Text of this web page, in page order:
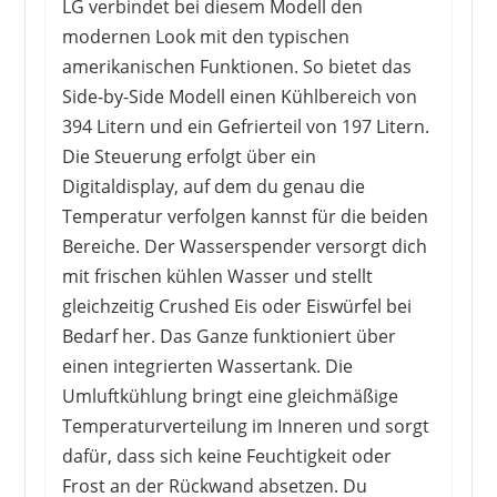
HAIER
719,53 €
LG verbindet bei diesem Modell den
modernen Look mit den typischen
amerikanischen Funktionen. So bietet das
Side-by-Side Modell einen Kühlbereich von
394 Litern und ein Gefrierteil von 197 Litern.
Die Steuerung erfolgt über ein
Digitaldisplay, auf dem du genau die
Temperatur verfolgen kannst für die beiden
Bereiche. Der Wasserspender versorgt dich
mit frischen kühlen Wasser und stellt
gleichzeitig Crushed Eis oder Eiswürfel bei
Bedarf her. Das Ganze funktioniert über
einen integrierten Wassertank. Die
Umluftkühlung bringt eine gleichmäßige
Temperaturverteilung im Inneren und sorgt
dafür, dass sich keine Feuchtigkeit oder
Frost an der Rückwand absetzen. Du